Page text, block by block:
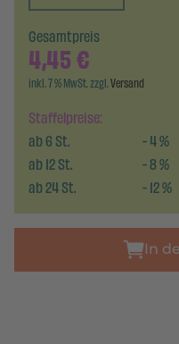
Staffelpreise:
ab6St. -4%
ab12St. -8%
ab24St. -12%
Gesamtpreis
4,45€
inkl. 7 % MwSt. zzgl.Versand
In